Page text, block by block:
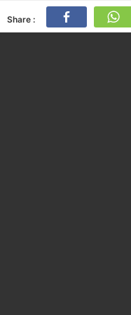
Share :